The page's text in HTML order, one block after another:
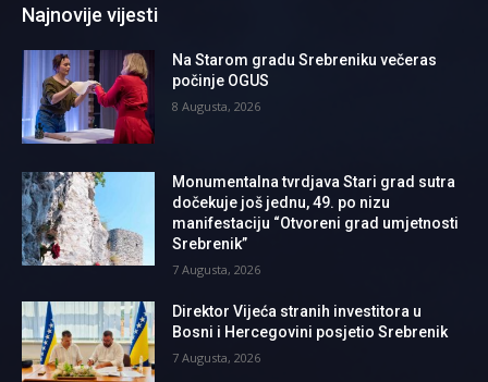
Najnovije vijesti
Na Starom gradu Srebreniku večeras
počinje OGUS
8 Augusta, 2026
Monumentalna tvrdjava Stari grad sutra
dočekuje još jednu, 49. po nizu
manifestaciju “Otvoreni grad umjetnosti
Srebrenik”
7 Augusta, 2026
Direktor Vijeća stranih investitora u
Bosni i Hercegovini posjetio Srebrenik
7 Augusta, 2026